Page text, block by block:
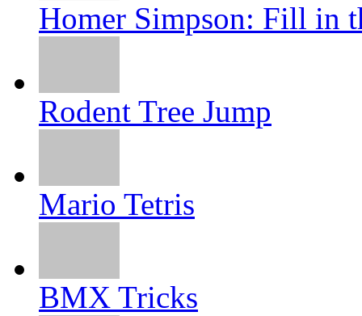
Homer Simpson: Fill in
Rodent Tree Jump
Mario Tetris
BMX Tricks